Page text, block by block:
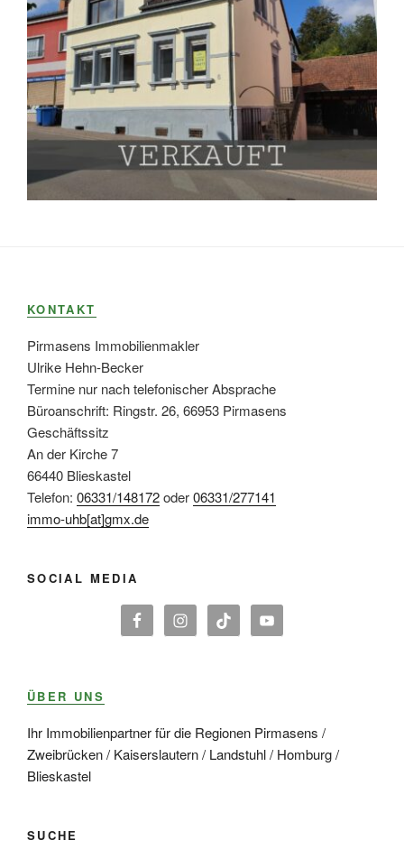
KONTAKT
Pirmasens Immobilienmakler
Ulrike Hehn-Becker
Termine nur nach telefonischer Absprache
Büroanschrift: Ringstr. 26, 66953 Pirmasens
Geschäftssitz
An der Kirche 7
66440 Blieskastel
Telefon: 06331/148172oder06331/277141
immo-uhb[at]gmx.de
SOCIAL MEDIA
ÜBER UNS
Ihr Immobilienpartner für die Regionen Pirmasens /
Zweibrücken / Kaiserslautern / Landstuhl / Homburg /
Blieskastel
SUCHE